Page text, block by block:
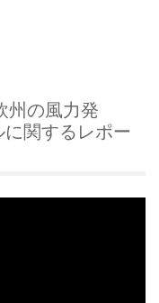
州の風力発
関するレポー